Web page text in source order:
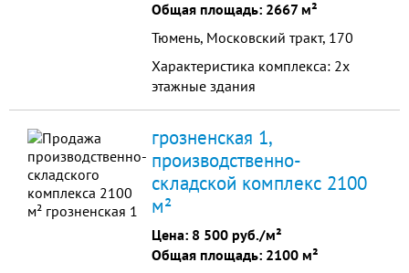
Общая площадь: 2667 м²
Тюмень, Московский тракт, 170
Характеристика комплекса: 2х
этажные здания
грозненская 1,
производственно-
складской комплекс 2100
м²
Цена: 8 500 руб./м²
Общая площадь: 2100 м²